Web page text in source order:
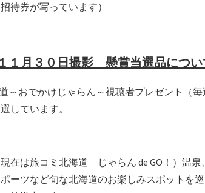
待券が写っています）
１月３０日撮影 懸賞当選品につい
～おでかけじゃらん～視聴者プレゼント（毎
しています。
在は旅コミ北海道 じゃらん de GO！）温泉
ーツなど旬な北海道のお楽しみスポットを巡